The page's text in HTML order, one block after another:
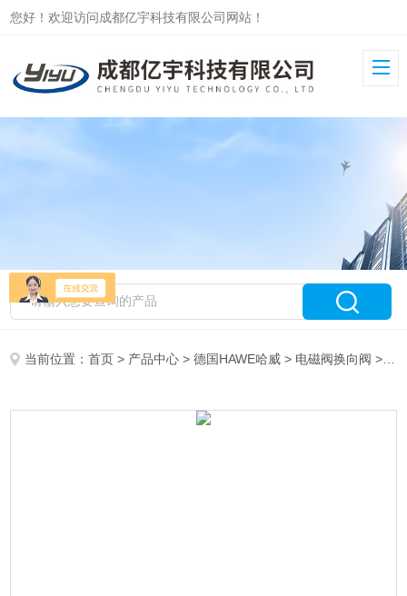
您好！欢迎访问成都亿宇科技有限公司网站！
当前位置：首页 > 产品中心 >德国HAWE哈威 > 电磁阀换向阀 > GS2-2-G24哈威HAWE截止式换向阀GS2-1系列